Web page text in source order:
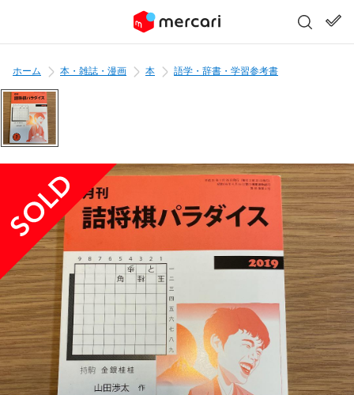
ホーム 本・雑誌・漫画 本 語学・辞書・学習参考書